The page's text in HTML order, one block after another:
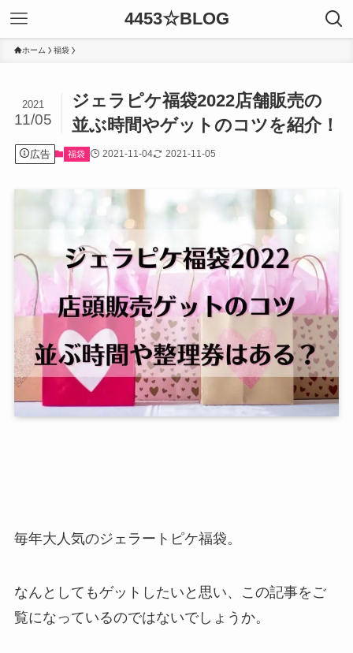
4453☆BLOG
ホーム 福袋
ジェラピケ福袋2022店舗販売の
並ぶ時間やゲットのコツを紹介！
2021
11/05
広告 福袋 2021-11-04 2021-11-05
毎年大人気のジェラートピケ福袋。
なんとしてもゲットしたいと思い、この記事をご
覧になっているのではないでしょうか。